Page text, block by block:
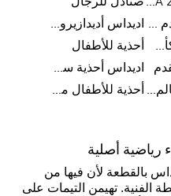
ملابس كرة قدم للاطفال
اديداس أديدازيرو معدات الجري
كرات تريندا لكأس العالم FIFA 26™
أحذية للأطفال
اديداس أحذية سوبرنوفا للرجال
فرق كأس العالم FIFA 26™ أحذية للأطفال من 8 إلى 16 سنة
رياضية أصلية
بالقطعة لأن فيها من
الفنية. تهيمن التيمات على